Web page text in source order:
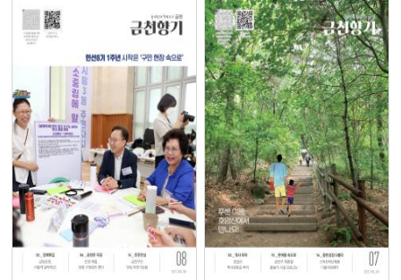
○금천글로벌빌리지센터3학기 프로그램 신청
도서관 산책- 금천구립시흥도서관
배움꾸러미
-금천진로진학지원센터 1:1맞춤형 대입지원 상시상담
-금천 글로벌인재학당2학기 외국어강좌 수강생 모집
-금천진로진학지원센터 여름방학 특강 수강생 모집
-일반인 심페소생술 상설 교육
문화 한 스푼
-서울시립교향악단<작은 음악회>
-금천구립독산도서관 수요일 힙독 시네마 영화<아이 캔 스피
크>